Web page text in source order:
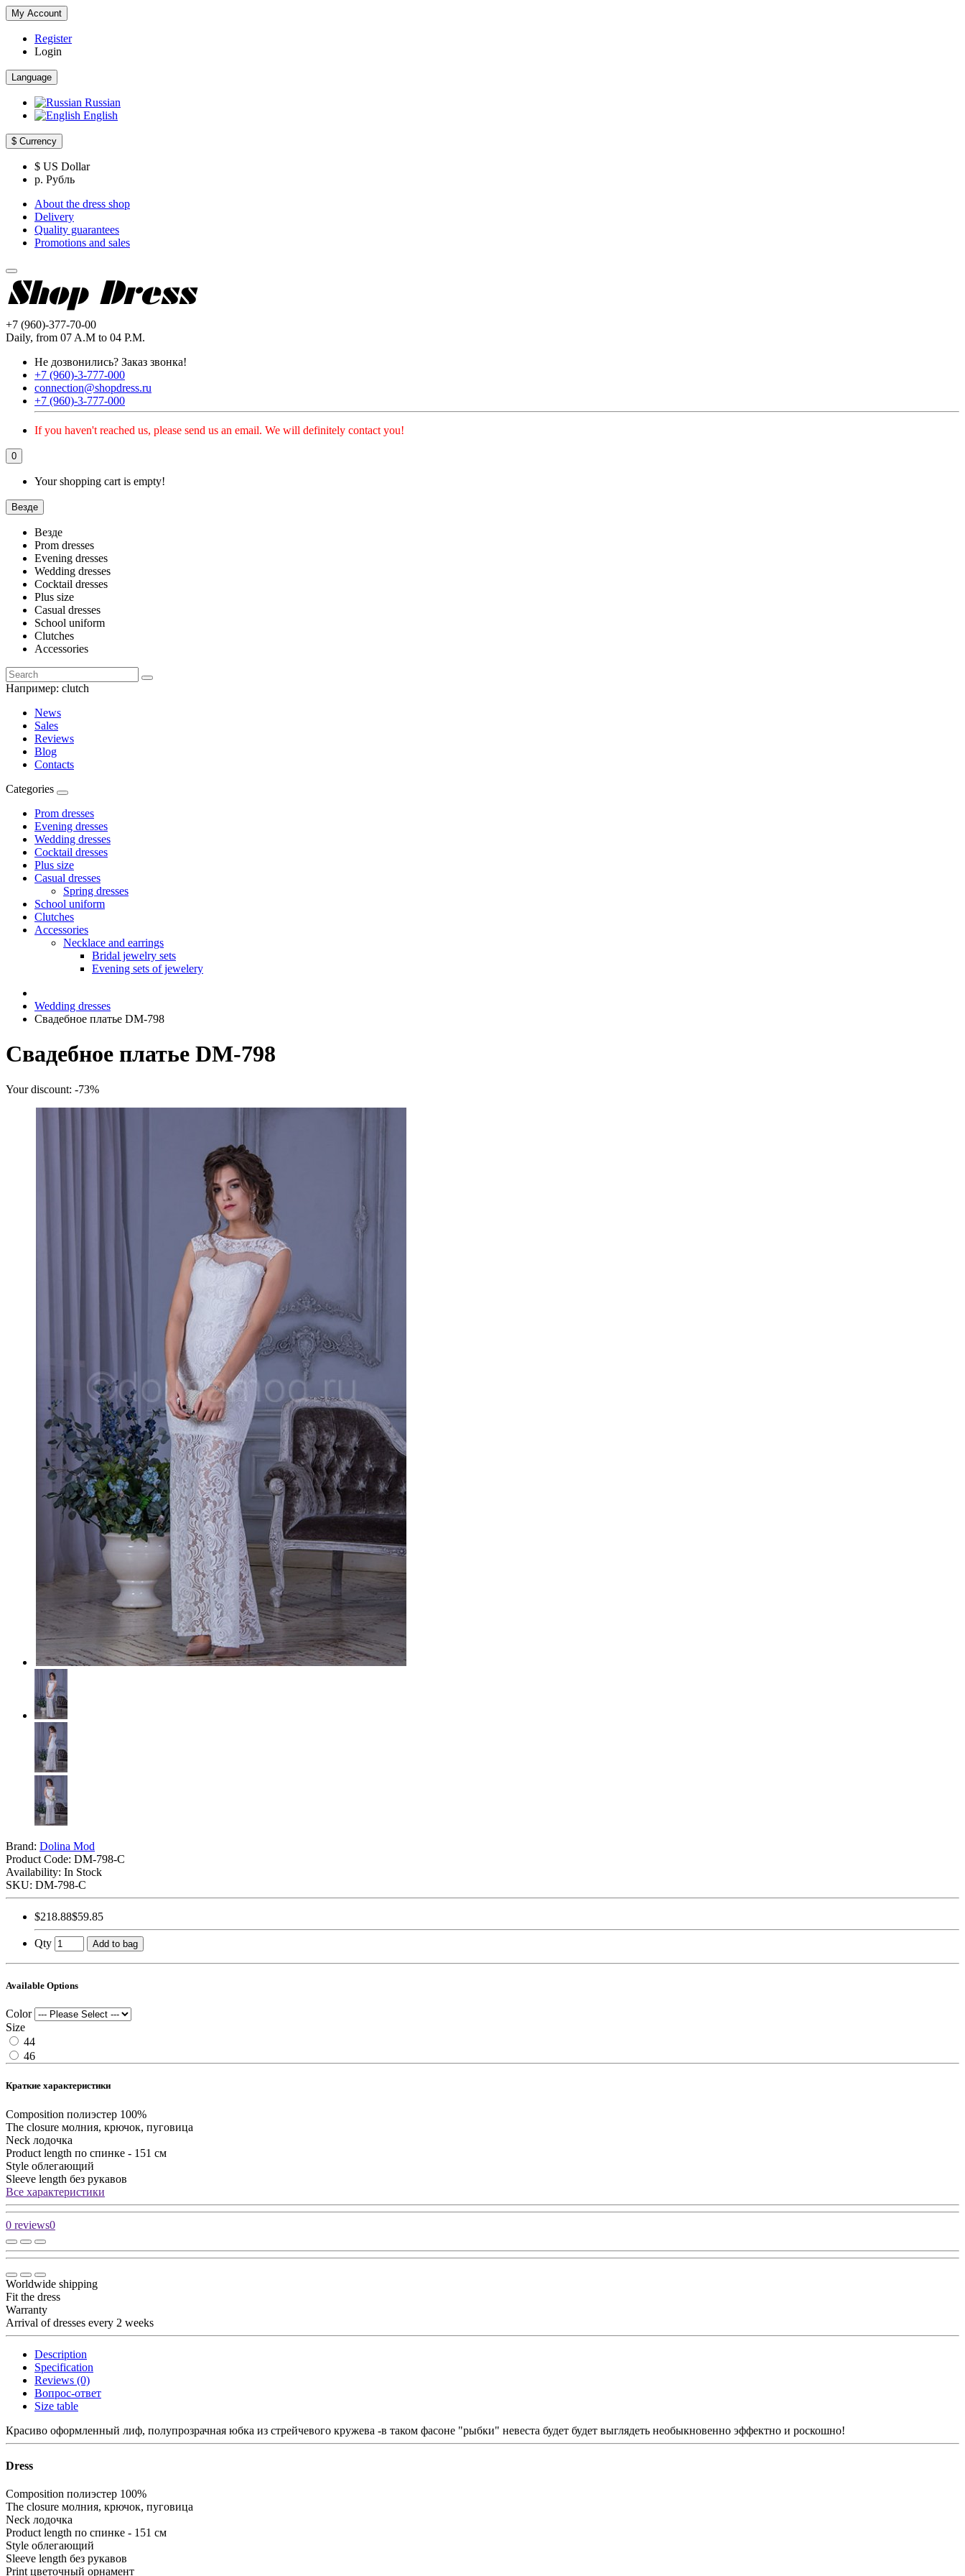
My Account
Register
Login
Language
Russian
English
$ Currency
$ US Dollar
р. Рубль
About the dress shop
Delivery
Quality guarantees
Promotions and sales
+7 (960)-377-70-00
Daily, from 07 A.M to 04 P.M.
Не дозвонились? Заказ звонка!
+7 (960)-3-777-000
connection@shopdress.ru
+7 (960)-3-777-000
If you haven't reached us, please send us an email. We will definitely contact you!
0
Your shopping cart is empty!
Везде
Везде
Prom dresses
Evening dresses
Wedding dresses
Cocktail dresses
Plus size
Casual dresses
School uniform
Clutches
Accessories
Например: clutch
News
Sales
Reviews
Blog
Contacts
Categories
Prom dresses
Evening dresses
Wedding dresses
Cocktail dresses
Plus size
Casual dresses
Spring dresses
School uniform
Clutches
Accessories
Necklace and earrings
Bridal jewelry sets
Evening sets of jewelery
Wedding dresses
Свадебное платье DM-798
Свадебное платье DM-798
Your discount: -73%
Brand: Dolina Mod
Product Code: DM-798-C
Availability: In Stock
SKU: DM-798-C
$218.88$59.85
Qty Add to bag
Available Options
Color
Size
44
46
Краткие характеристики
Composition полиэстер 100%
The closure молния, крючок, пуговица
Neck лодочка
Product length по спинке - 151 см
Style облегающий
Sleeve length без рукавов
Все характеристики
0 reviews0
Worldwide shipping
Fit the dress
Warranty
Arrival of dresses every 2 weeks
Description
Specification
Reviews (0)
Вопрос-ответ
Size table
Красиво оформленный лиф, полупрозрачная юбка из стрейчевого кружева -в таком фасоне "рыбки" невеста будет будет выглядеть необыкновенно эффектно и роскошно!
Dress
Composition полиэстер 100%
The closure молния, крючок, пуговица
Neck лодочка
Product length по спинке - 151 см
Style облегающий
Sleeve length без рукавов
Print цветочный орнамент